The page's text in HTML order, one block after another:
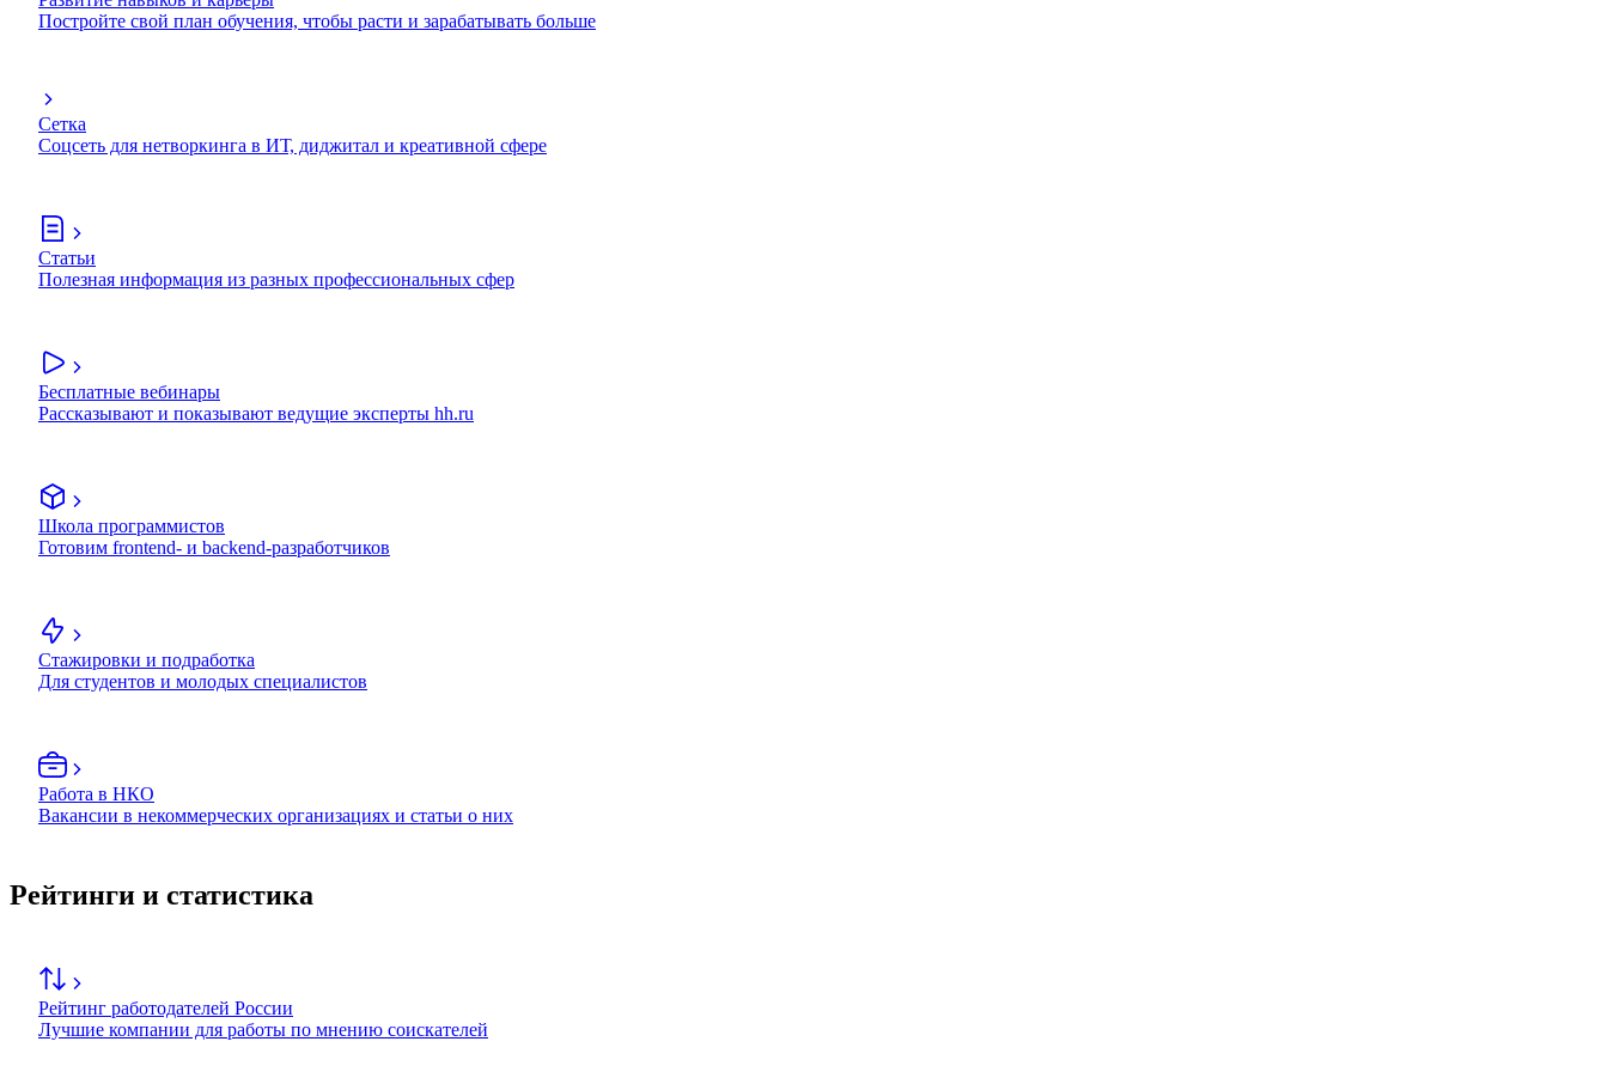
Постройте свой план обучения, чтобы расти и зарабатывать больше
Сетка
Соцсеть для нетворкинга в ИТ, диджитал и креативной сфере
Статьи
Полезная информация из разных профессиональных сфер
Бесплатные вебинары
Рассказывают и показывают ведущие эксперты hh.ru
Школа программистов
Готовим frontend- и backend-разработчиков
Стажировки и подработка
Для студентов и молодых специалистов
Работа в НКО
Вакансии в некоммерческих организациях и статьи о них
Рейтинги и статистика
Рейтинг работодателей России
Лучшие компании для работы по мнению соискателей